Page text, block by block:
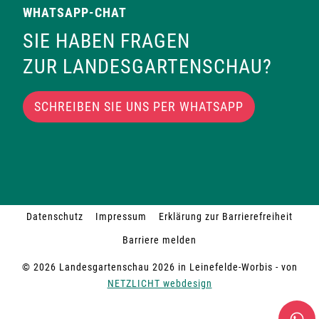
WHATSAPP-CHAT
SIE HABEN FRAGEN
ZUR LANDESGARTENSCHAU?
SCHREIBEN SIE UNS PER WHATSAPP
© 2026 Landesgartenschau 2026 in Leinefelde-Worbis - von
NETZLICHT webdesign
Datenschutz Impressum
Erklärung zur Barrierefreiheit
Barriere melden